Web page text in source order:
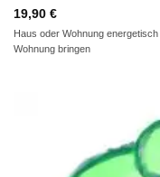
19,90 €
Haus oder Wohnung
Wohnung bringen